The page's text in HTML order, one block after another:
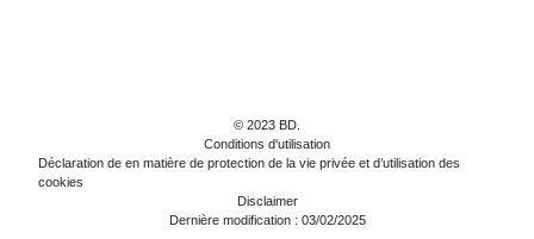
© 2023 BD.
Conditions d'utilisation
Déclaration de en matière de protection de la vie privée et d’utilisation des
cookies
Disclaimer
Dernière modification : 03/02/2025